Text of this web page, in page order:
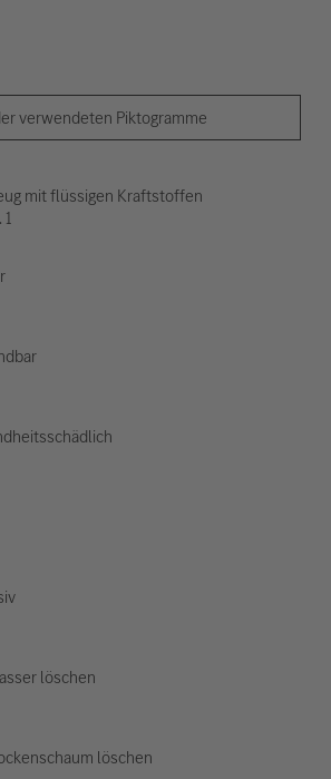
verwendeten Piktogramme
mit flüssigen Kraftstoffen
löschen
löschen